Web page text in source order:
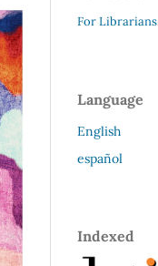
For Librarians
Language
English
español
Indexed